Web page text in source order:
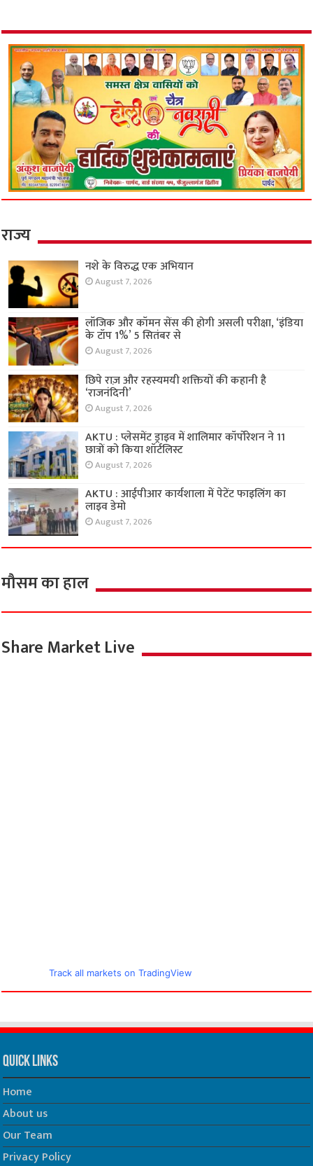
राज्य
नशे के विरुद्ध एक अभियान
August 7, 2026
लॉजिक और कॉमन सेंस की होगी असली परीक्षा, ‘इंडिया
के टॉप 1%’ 5 सितंबर से
August 7, 2026
छिपे राज़ और रहस्यमयी शक्तियों की कहानी है
‘राजनंदिनी’
August 7, 2026
AKTU : प्लेसमेंट ड्राइव में शालिमार कॉर्पोरेशन ने 11
छात्रों को किया शॉर्टलिस्ट
August 7, 2026
AKTU : आईपीआर कार्यशाला में पेटेंट फाइलिंग का
लाइव डेमो
August 7, 2026
मौसम का हाल
Share Market Live
Track all markets on TradingView
Quick Links
Home
About us
Our Team
Privacy Policy